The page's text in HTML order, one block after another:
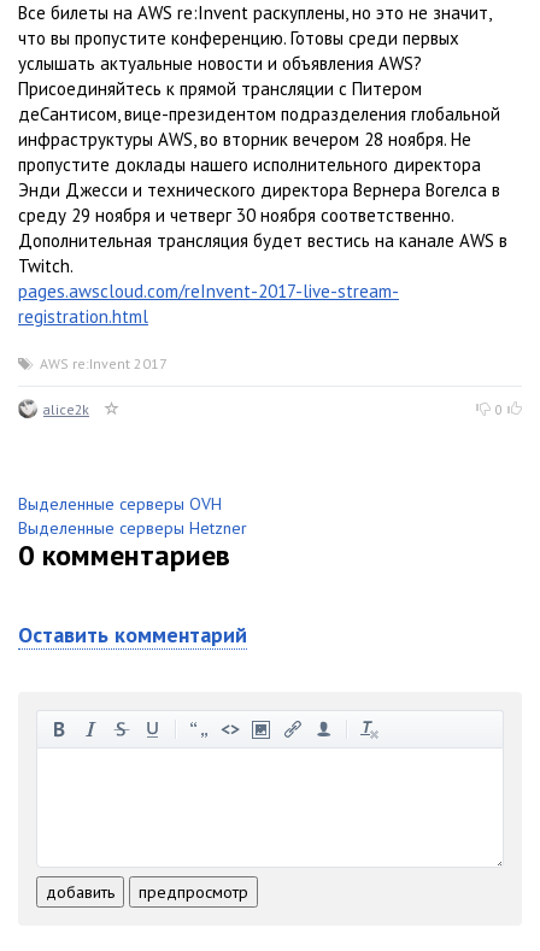
Все билеты на AWS re:Invent раскуплены, но это не значит,
что вы пропустите конференцию. Готовы среди первых
услышать актуальные новости и объявления AWS?
Присоединяйтесь к прямой трансляции с Питером
деСантисом, вице-президентом подразделения глобальной
инфраструктуры AWS, во вторник вечером 28 ноября. Не
пропустите доклады нашего исполнительного директора
Энди Джесси и технического директора Вернера Вогелса в
среду 29 ноября и четверг 30 ноября соответственно.
Дополнительная трансляция будет вестись на канале AWS в
Twitch.
pages.awscloud.com/reInvent-2017-live-stream-
registration.html
AWS re:Invent 2017
alice2k 0
Выделенные серверы OVH
Выделенные серверы Hetzner
0 комментариев
Оставить комментарий
-
-
-
добавить предпросмотр